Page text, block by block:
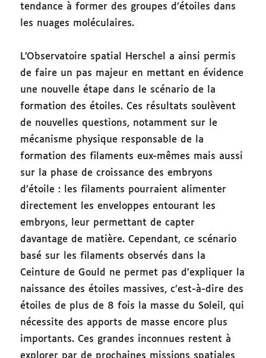
tendance à former des groupes d’étoiles dans
les nuages moléculaires.
L’Observatoire spatial Herschel a ainsi permis
de faire un pas majeur en mettant en évidence
une nouvelle étape dans le scénario de la
formation des étoiles. Ces résultats soulèvent
de nouvelles questions, notamment sur le
mécanisme physique responsable de la
formation des filaments eux-mêmes mais aussi
sur la phase de croissance des embryons
d’étoile : les filaments pourraient alimenter
directement les enveloppes entourant les
embryons, leur permettant de capter
davantage de matière. Cependant, ce scénario
basé sur les filaments observés dans la
Ceinture de Gould ne permet pas d’expliquer la
naissance des étoiles massives, c’est-à-dire des
étoiles de plus de 8 fois la masse du Soleil, qui
nécessite des apports de masse encore plus
importants. Ces grandes inconnues restent à
explorer par de prochaines missions spatiales